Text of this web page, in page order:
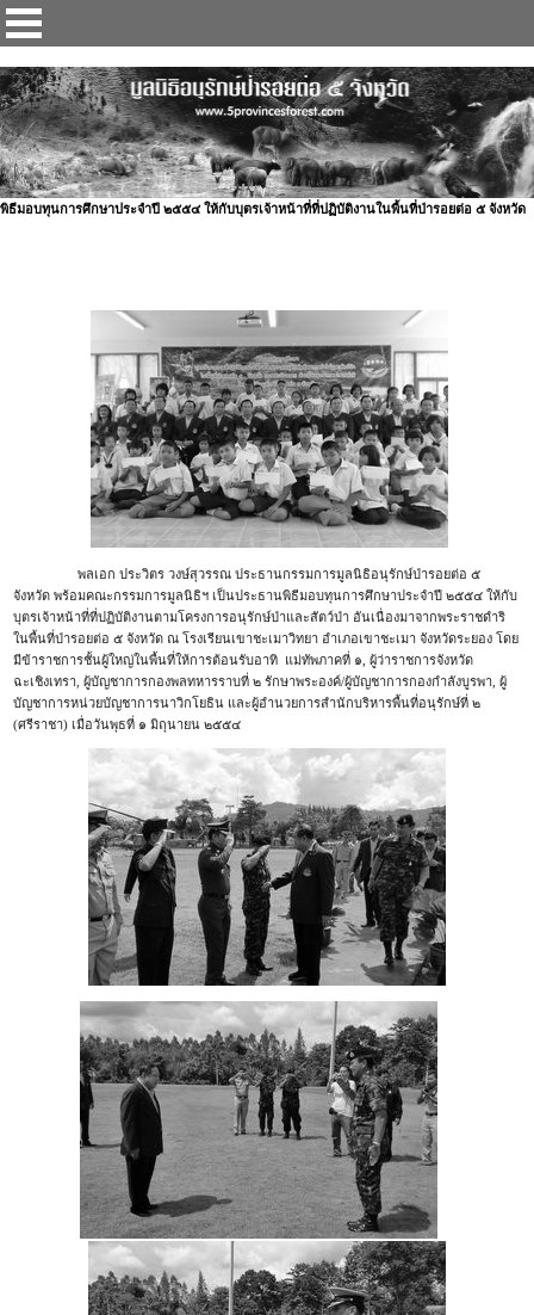
พิธีมอบทุนการศึกษาประจำปี ๒๕๕๔ ให้กับบุตรเจ้าหน้าที่ที่ปฏิบัติงานในพื้นที่ป่ารอยต่อ ๕ จังหวัด
พลเอก ประวิตร วงษ์สุวรรณ ประธานกรรมการมูลนิธิอนุรักษ์ป่ารอยต่อ ๕
จังหวัด พร้อมคณะกรรมการมูลนิธิฯ เป็นประธานพิธีมอบทุนการศึกษาประจำปี ๒๕๕๔ ให้กับ
บุตรเจ้าหน้าที่ที่ปฏิบัติงานตามโครงการอนุรักษ์ป่าและสัตว์ป่า อันเนื่องมาจากพระราชดำริ
ในพื้นที่ป่ารอยต่อ ๕ จังหวัด ณ โรงเรียนเขาชะเมาวิทยา อำเภอเขาชะเมา จังหวัดระยอง โดย
มีข้าราชการชั้นผู้ใหญ่ในพื้นที่ให้การต้อนรับอาทิ แม่ทัพภาคที่ ๑, ผู้ว่าราชการจังหวัด
ฉะเชิงเทรา, ผู้บัญชาการกองพลทหารราบที่ ๒ รักษาพระองค์/ผู้บัญชาการกองกำลังบูรพา, ผู้
บัญชาการหน่วยบัญชาการนาวิกโยธิน และผู้อำนวยการสำนักบริหารพื้นที่อนุรักษ์ที่ ๒
(ศรีราชา) เมื่อวันพุธที่ ๑ มิถุนายน ๒๕๕๔